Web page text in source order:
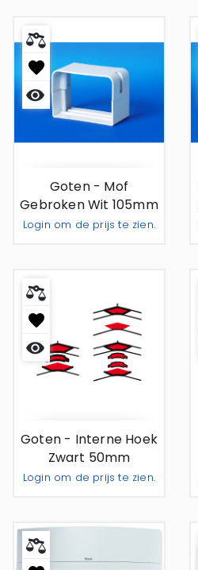
Goten - Mof
Gebroken Wit 105mm
Login om de prijs te zien.
Goten - Interne Hoek
Zwart 50mm
Login om de prijs te zien.